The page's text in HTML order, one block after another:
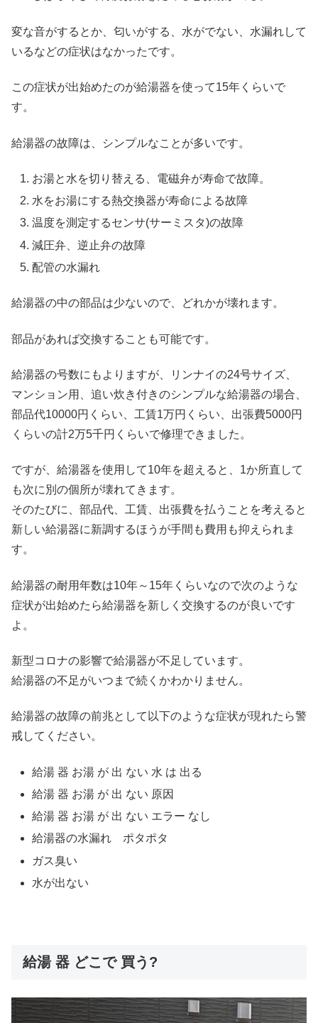
変な音がするとか、匂いがする、水がでない、水漏れして
いるなどの症状はなかったです。
この症状が出始めたのが給湯器を使って15年くらいで
す。
給湯器の故障は、シンプルなことが多いです。
お湯と水を切り替える、電磁弁が寿命で故障。
水をお湯にする熱交換器が寿命による故障
温度を測定するセンサ(サーミスタ)の故障
減圧弁、逆止弁の故障
配管の水漏れ
給湯器の中の部品は少ないので、どれかが壊れます。
部品があれば交換することも可能です。
給湯器の号数にもよりますが、リンナイの24号サイズ、
マンション用、追い炊き付きのシンプルな給湯器の場合、
部品代10000円くらい、工賃1万円くらい、出張費5000円
くらいの計2万5千円くらいで修理できました。
ですが、給湯器を使用して10年を超えると、1か所直して
も次に別の個所が壊れてきます。
そのたびに、部品代、工賃、出張費を払うことを考えると
新しい給湯器に新調するほうが手間も費用も抑えられま
す。
給湯器の耐用年数は10年～15年くらいなので次のような
症状が出始めたら給湯器を新しく交換するのが良いです
よ。
新型コロナの影響で給湯器が不足しています。
給湯器の不足がいつまで続くかわかりません。
給湯器の故障の前兆として以下のような症状が現れたら警
戒してください。
給湯 器 お湯 が 出 ない 水 は 出る
給湯 器 お湯 が 出 ない 原因
給湯 器 お湯 が 出 ない エラー なし
給湯器の水漏れ ポタポタ
ガス臭い
水が出ない
給湯 器 どこで 買う?